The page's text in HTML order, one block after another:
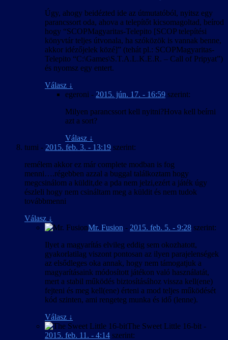
Úgy, ahogy beidézted ide az útmutatóból, nyitsz egy
parancssort oda, ahova a telepítőt kicsomagoltad, beírod
hogy “SCOPMagyaritas-Telepito [SCOP telepítési
könyvtár teljes útvonala, ha szóközök is vannak benne,
akkor idézőjelek közé]” (tehát pl.: SCOPMagyaritas-
Telepito “C:\Games\S.T.A.L.K.E.R. – Call of Pripyat”)
és nyomsz egy entert.
Válasz ↓
egeroni - 2015. jún. 17. - 16:59 szerint:
Milyen parancssort kell nyitni?Hova kell beírni
azt a sort?
Válasz ↓
tumi - 2015. feb. 3. - 13:19 szerint:
remélem akkor ez már complete modban is fog
menni….régebben azzal a buggal találkoztam hogy
megcsinálom a küldit,de a pda nem jelzi,ezért a játék úgy
észleli hogy nem csináltam meg a küldit és nem tudok
továbbmenni
Válasz ↓
Mr. Fusion - 2015. feb. 5. - 9:28 szerint:
Ilyet a magyarítás elvileg eddig sem okozhatott,
gyakorlatilag viszont pontosan az ilyen parajelenségek
az elsődleges oka annak, hogy nem támogatjuk a
magyarításaink módosított játékon való használatát,
mert a stabil működés biztosításához vissza kell(ene)
fejteni és meg kell(ene) érteni a mod teljes működését
kód szinten, ami rengeteg munka és idő (lenne).
Válasz ↓
The Sweet Little 16-bit -
2015. feb. 11. - 4:14 szerint: